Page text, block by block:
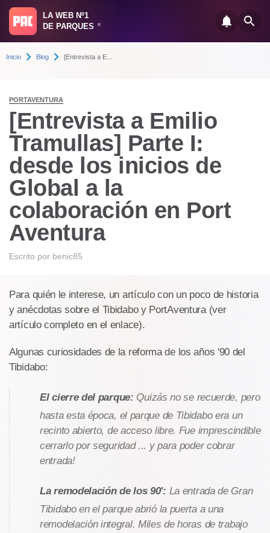
LA WEB Nº1
DE PARQUES
®
Inicio Blog [Entrevista a E...
PORTAVENTURA
[Entrevista a Emilio
Tramullas] Parte I:
desde los inicios de
Global a la
colaboración en Port
Aventura
Escrito por benic85
Para quién le interese, un artículo con un poco de historia
y anécdotas sobre el Tibidabo y PortAventura (ver
artículo completo en el enlace).
Algunas curiosidades de la reforma de los años '90 del
Tibidabo:
El cierre del parque: Quizás no se recuerde, pero
hasta esta época, el parque de Tibidabo era un
recinto abierto, de acceso libre. Fue imprescindible
cerrarlo por seguridad ... y para poder cobrar
entrada!
La remodelación de los 90': La entrada de Gran
Tibidabo en el parque abrió la puerta a una
remodelación integral. Miles de horas de trabajo